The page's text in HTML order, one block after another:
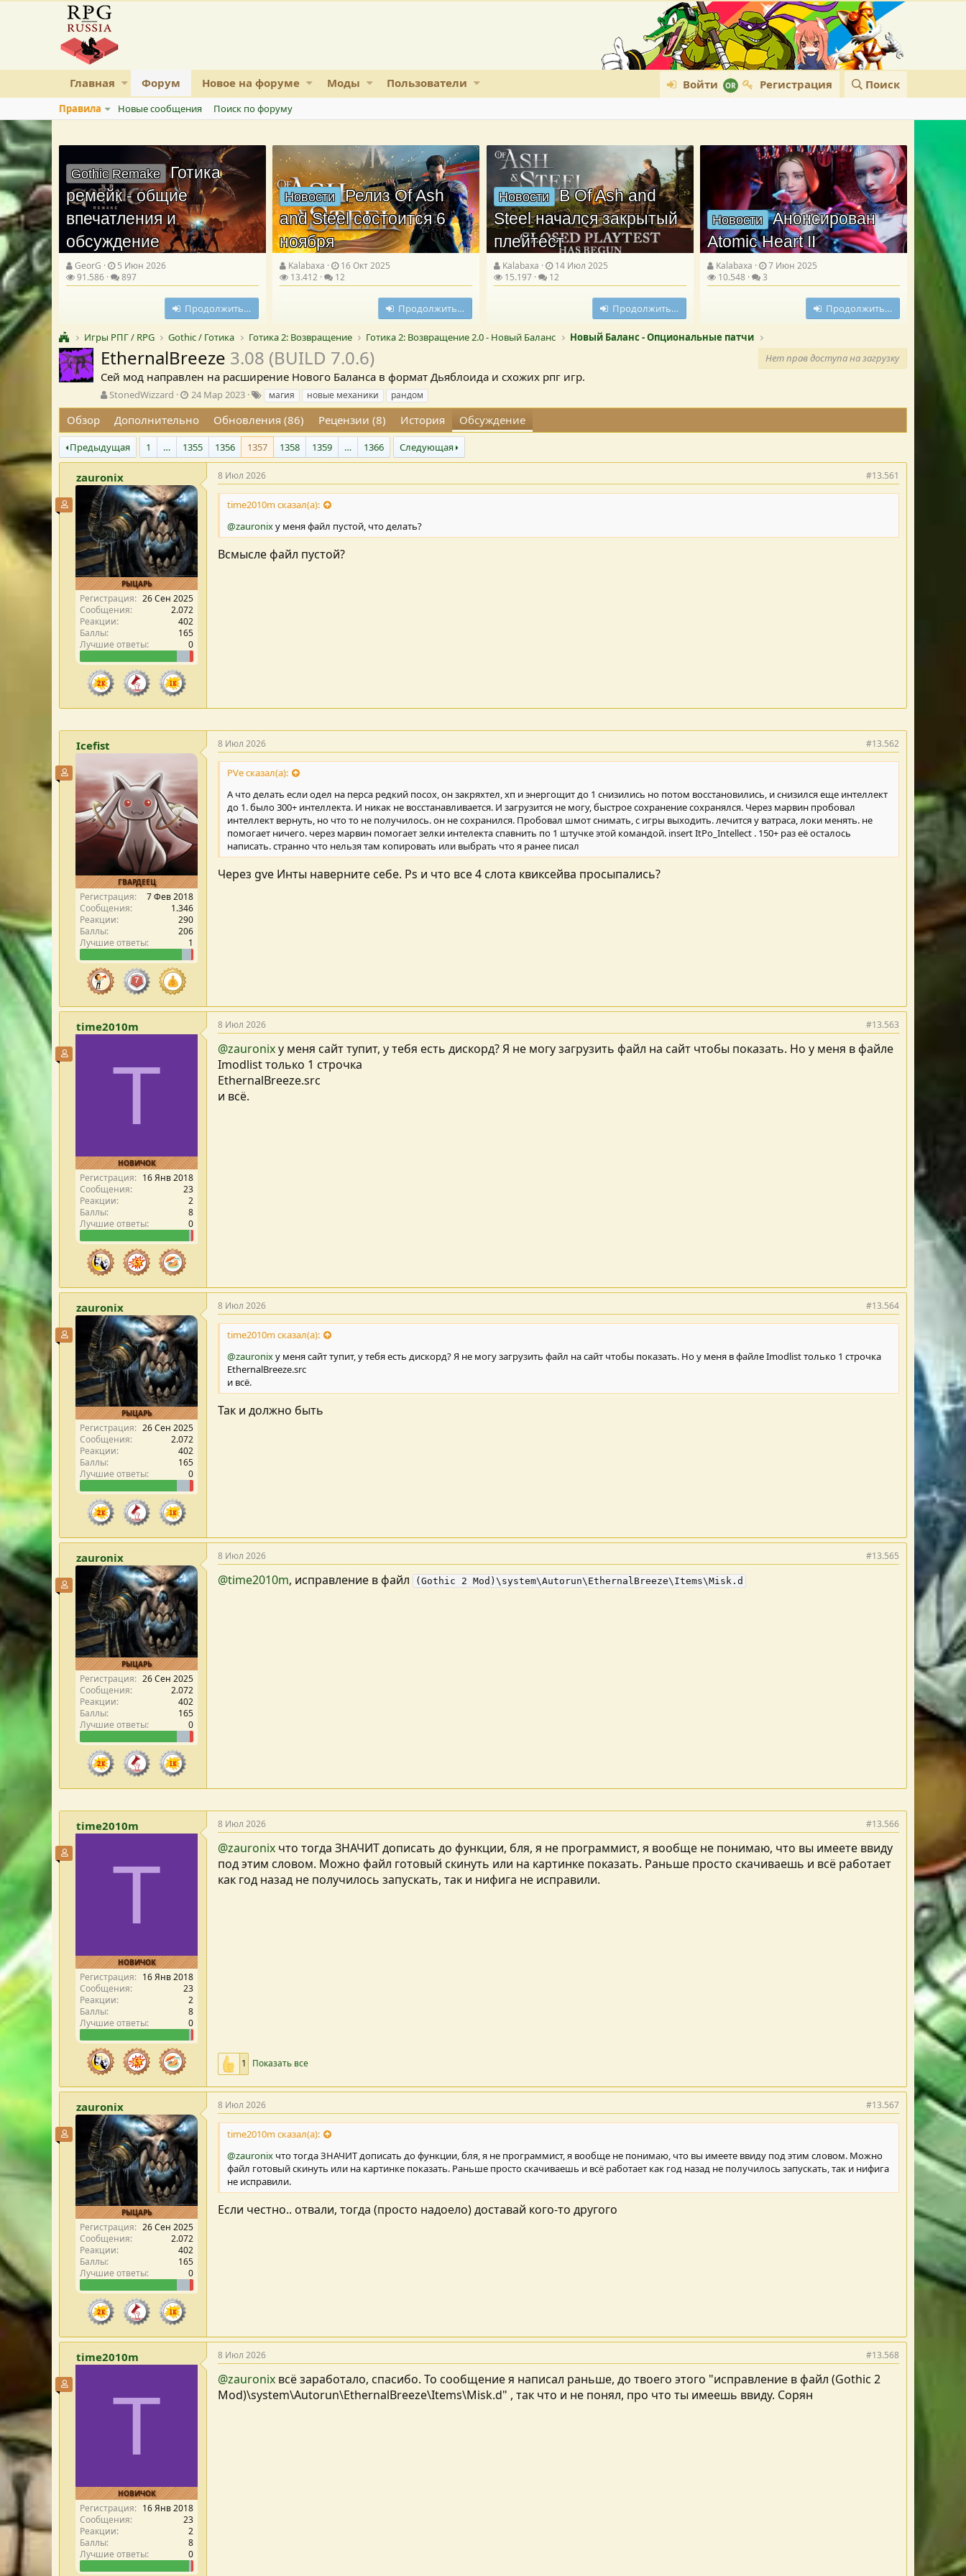
Главная Форум Новое на форуме Моды Пользователи Войти Регистрация Поиск
Правила Новые сообщения Поиск по форуму
Gothic Remake Готика
ремейк - общие
впечатления и
обсуждение
GeorG
5 Июн 2026
91.586
897
Продолжить…
Новости Релиз Of Ash
and Steel состоится 6
ноября
Kalabaxa
16 Окт 2025
13.412
12
Продолжить…
Новости В Of Ash and
Steel начался закрытый
плейтест
Kalabaxa
14 Июл 2025
15.197
12
Продолжить…
Новости Анонсирован
Atomic Heart II
Kalabaxa
7 Июн 2025
10.548
3
Продолжить…
Игры РПГ / RPG Gothic / Готика Готика 2: Возвращение Готика 2: Возвращение 2.0 - Новый Баланс Новый Баланс - Опциональные патчи
EthernalBreeze 3.08 (BUILD 7.0.6) Нет прав доступа на загрузку
Сей мод направлен на расширение Нового Баланса в формат Дьяблоида и схожих рпг игр.
А
в
о
р
т
м
ы
StonedWizzard
Д
а
т
а
с
о
д
а
н
я
24 Мар 2023
е
г
и
магия новые механики рандом
Обзор Дополнительно Обновления (86) Рецензии (8) История Обсуждение
Предыдущая 1 … 1355 1356 1357 1358 1359 … 1366 Следующая
zauronix
РЫЦАРЬ
Участник форума
Регистрация
26 Сен 2025
Сообщения
2.072
Реакции
402
Баллы
165
Лучшие ответы
0
8 Июл 2026 #13.561
time2010m сказал(а):
@zauronixу меня файл пустой, что делать?
Всмысле файл пустой?
Icefist
ГВАРДЕЕЦ
Участник форума
Регистрация
7 Фев 2018
Сообщения
1.346
Реакции
290
Баллы
206
Лучшие ответы
1
8 Июл 2026 #13.562
PVe сказал(а):
А что делать если одел на перса редкий посох, он закряхтел, хп и энергощит до 1 снизились но потом восстановились, и снизился еще интеллект
до 1. было 300+ интеллекта. И никак не восстанавливается. И загрузится не могу, быстрое сохранение сохранялся. Через марвин пробовал
интеллект вернуть, но что то не получилось. он не сохранился. Пробовал шмот снимать, с игры выходить. лечится у ватраса, локи менять. не
помогает ничего. через марвин помогает зелки интелекта спавнить по 1 штучке этой командой. insert ItPo_Intellect . 150+ раз её осталось
написать. странно что нельзя там копировать или выбрать что я ранее писал
Через gve Инты наверните себе. Ps и что все 4 слота квиксейва просыпались?
time2010m
T
НОВИЧОК
Регистрация
16 Янв 2018
Сообщения
23
Реакции
2
Баллы
8
Лучшие ответы
0
8 Июл 2026 #13.563
@zauronixу меня сайт тупит, у тебя есть дискорд? Я не могу загрузить файл на сайт чтобы показать. Но у меня в файле
Imodlist только 1 строчка
EthernalBreeze.src
и всё.
zauronix
РЫЦАРЬ
Участник форума
Регистрация
26 Сен 2025
Сообщения
2.072
Реакции
402
Баллы
165
Лучшие ответы
0
8 Июл 2026 #13.564
time2010m сказал(а):
@zauronixу меня сайт тупит, у тебя есть дискорд? Я не могу загрузить файл на сайт чтобы показать. Но у меня в файле Imodlist только 1 строчка
EthernalBreeze.src
и всё.
Так и должно быть
zauronix
РЫЦАРЬ
Участник форума
Регистрация
26 Сен 2025
Сообщения
2.072
Реакции
402
Баллы
165
Лучшие ответы
0
8 Июл 2026 #13.565
@time2010m, исправление в файл (Gothic 2 Mod)\system\Autorun\EthernalBreeze\Items\Misk.d
time2010m
T
НОВИЧОК
Регистрация
16 Янв 2018
Сообщения
23
Реакции
2
Баллы
8
Лучшие ответы
0
8 Июл 2026 #13.566
@zauronix что тогда ЗНАЧИТ дописать до функции, бля, я не программист, я вообще не понимаю, что вы имеете ввиду
под этим словом. Можно файл готовый скинуть или на картинке показать. Раньше просто скачиваешь и всё работает
как год назад не получилось запускать, так и нифига не исправили.
1 Показать все
zauronix
РЫЦАРЬ
Участник форума
Регистрация
26 Сен 2025
Сообщения
2.072
Реакции
402
Баллы
165
Лучшие ответы
0
8 Июл 2026 #13.567
time2010m сказал(а):
@zauronix что тогда ЗНАЧИТ дописать до функции, бля, я не программист, я вообще не понимаю, что вы имеете ввиду под этим словом. Можно
файл готовый скинуть или на картинке показать. Раньше просто скачиваешь и всё работает как год назад не получилось запускать, так и нифига
не исправили.
Если честно.. отвали, тогда (просто надоело) доставай кого-то другого
time2010m
T
НОВИЧОК
Регистрация
16 Янв 2018
Сообщения
23
Реакции
2
Баллы
8
Лучшие ответы
0
8 Июл 2026 #13.568
@zauronix всё заработало, спасибо. То сообщение я написал раньше, до твоего этого "исправление в файл (Gothic 2
Mod)\system\Autorun\EthernalBreeze\Items\Misk.d" , так что и не понял, про что ты имеешь ввиду. Сорян